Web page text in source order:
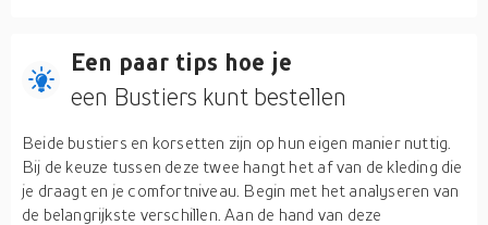
Een paar tips hoe je
een Bustiers kunt bestellen
Beide bustiers en korsetten zijn op hun eigen manier nuttig.
Bij de keuze tussen deze twee hangt het af van de kleding die
je draagt en je comfortniveau. Begin met het analyseren van
de belangrijkste verschillen. Aan de hand van deze